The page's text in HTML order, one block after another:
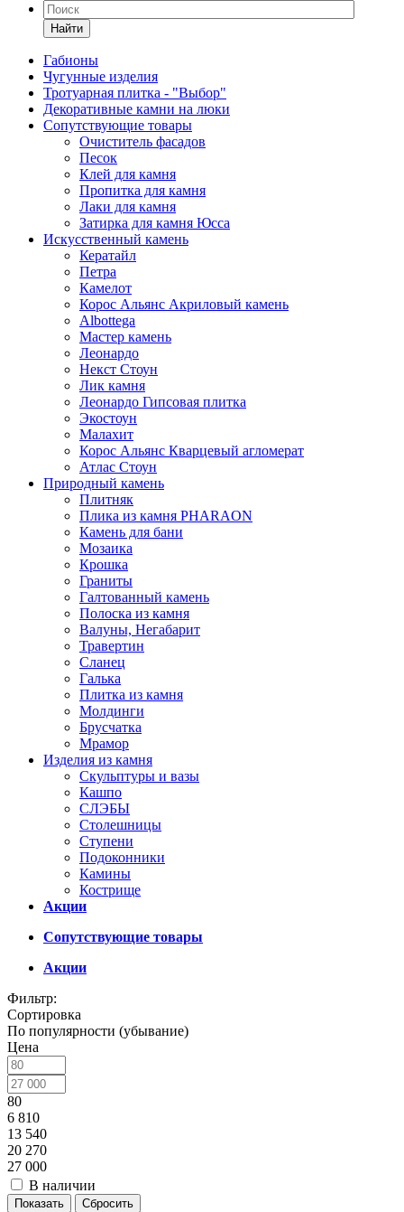
Найти
Габионы
Чугунные изделия
Тротуарная плитка - "Выбор"
Декоративные камни на люки
Сопутствующие товары
Очиститель фасадов
Песок
Клей для камня
Пропитка для камня
Лаки для камня
Затирка для камня Юсса
Искусственный камень
Кератайл
Петра
Камелот
Корос Альянс Акриловый камень
Albottega
Мастер камень
Леонардо
Некст Стоун
Лик камня
Леонардо Гипсовая плитка
Экостоун
Малахит
Корос Альянс Кварцевый агломерат
Атлас Стоун
Природный камень
Плитняк
Плика из камня PHARAON
Камень для бани
Мозаика
Крошка
Граниты
Галтованный камень
Полоска из камня
Валуны, Негабарит
Травертин
Сланец
Галька
Плитка из камня
Молдинги
Брусчатка
Мрамор
Изделия из камня
Скульптуры и вазы
Кашпо
СЛЭБЫ
Столешницы
Ступени
Подоконники
Камины
Кострище
Акции
Сопутствующие товары
Акции
Фильтр:
Сортировка
По популярности (убывание)
Цена
80
6 810
13 540
20 270
27 000
В наличии
Показать Сбросить